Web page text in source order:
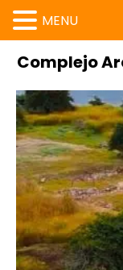
Complejo
MENU